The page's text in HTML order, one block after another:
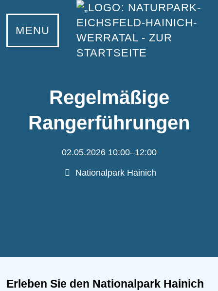
MENU
Regelmäßige
Rangerführungen
02.05.2026 10:00–12:00
Nationalpark Hainich
Erleben Sie den Nationalpark Hainich